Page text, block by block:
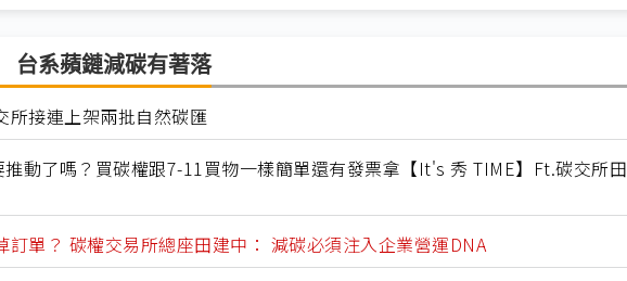
台系蘋鏈減碳有著落
接連上架兩批自然碳匯
動了嗎？買碳權跟7-11買物一樣簡單還有發票拿【It's 秀 TIME】Ft.碳交所田
單？ 碳權交易所總座田建中： 減碳必須注入企業營運DNA